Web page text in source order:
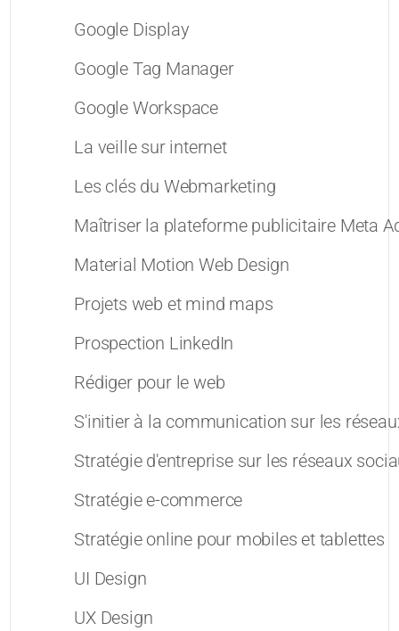
Google Display
Google Tag Manager
Google Workspace
La veille sur internet
Les clés du Webmarketing
Maîtriser la plateforme publicitaire Meta
Material Motion Web Design
Projets web et mind maps
Prospection LinkedIn
Rédiger pour le web
S'initier à la communication sur les
Stratégie d'entreprise sur les réseaux
Stratégie e-commerce
Stratégie online pour mobiles et tablettes
UI Design
UX Design